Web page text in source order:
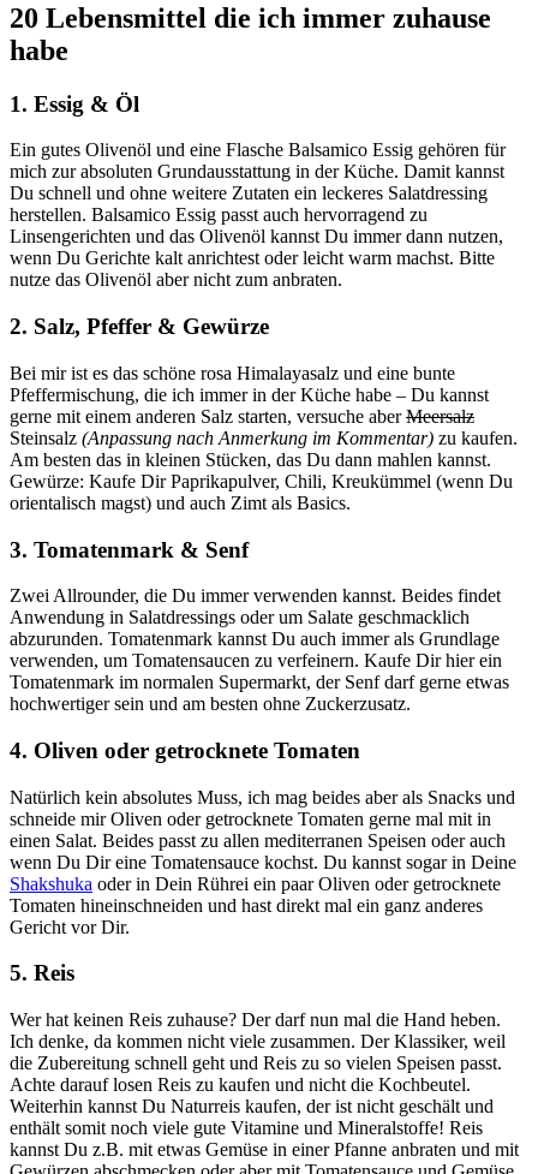
20 Lebensmittel die ich immer zuhause
habe
1. Essig & Öl
Ein gutes Olivenöl und eine Flasche Balsamico Essig gehören für
mich zur absoluten Grundausstattung in der Küche. Damit kannst
Du schnell und ohne weitere Zutaten ein leckeres Salatdressing
herstellen. Balsamico Essig passt auch hervorragend zu
Linsengerichten und das Olivenöl kannst Du immer dann nutzen,
wenn Du Gerichte kalt anrichtest oder leicht warm machst. Bitte
nutze das Olivenöl aber nicht zum anbraten.
2. Salz, Pfeffer & Gewürze
Bei mir ist es das schöne rosa Himalayasalz und eine bunte
Pfeffermischung, die ich immer in der Küche habe – Du kannst
gerne mit einem anderen Salz starten, versuche aberMeersalz
Steinsalz (Anpassung nach Anmerkung im Kommentar) zu kaufen.
Am besten das in kleinen Stücken, das Du dann mahlen kannst.
Gewürze: Kaufe Dir Paprikapulver, Chili, Kreukümmel (wenn Du
orientalisch magst) und auch Zimt als Basics.
3. Tomatenmark & Senf
Zwei Allrounder, die Du immer verwenden kannst. Beides findet
Anwendung in Salatdressings oder um Salate geschmacklich
abzurunden. Tomatenmark kannst Du auch immer als Grundlage
verwenden, um Tomatensaucen zu verfeinern. Kaufe Dir hier ein
Tomatenmark im normalen Supermarkt, der Senf darf gerne etwas
hochwertiger sein und am besten ohne Zuckerzusatz.
4. Oliven oder getrocknete Tomaten
Natürlich kein absolutes Muss, ich mag beides aber als Snacks und
schneide mir Oliven oder getrocknete Tomaten gerne mal mit in
einen Salat. Beides passt zu allen mediterranen Speisen oder auch
wenn Du Dir eine Tomatensauce kochst. Du kannst sogar in Deine
Shakshuka oder in Dein Rührei ein paar Oliven oder getrocknete
Tomaten hineinschneiden und hast direkt mal ein ganz anderes
Gericht vor Dir.
5. Reis
Wer hat keinen Reis zuhause? Der darf nun mal die Hand heben.
Ich denke, da kommen nicht viele zusammen. Der Klassiker, weil
die Zubereitung schnell geht und Reis zu so vielen Speisen passt.
Achte darauf losen Reis zu kaufen und nicht die Kochbeutel.
Weiterhin kannst Du Naturreis kaufen, der ist nicht geschält und
enthält somit noch viele gute Vitamine und Mineralstoffe! Reis
kannst Du z.B. mit etwas Gemüse in einer Pfanne anbraten und mit